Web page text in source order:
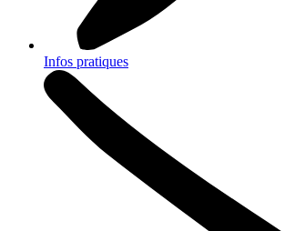
Infos pratiques